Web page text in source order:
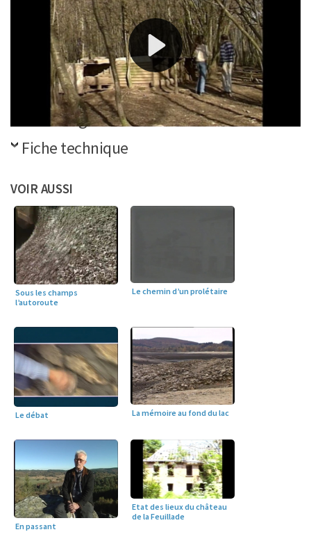
Merlines.
Références
Télécharger la vidéo
Fiche technique
VOIR AUSSI
Sous les champs
l’autoroute
Le chemin d’un prolétaire
Le débat La mémoire au fond du lac
En passant
Etat des lieux du château
de la Feuillade